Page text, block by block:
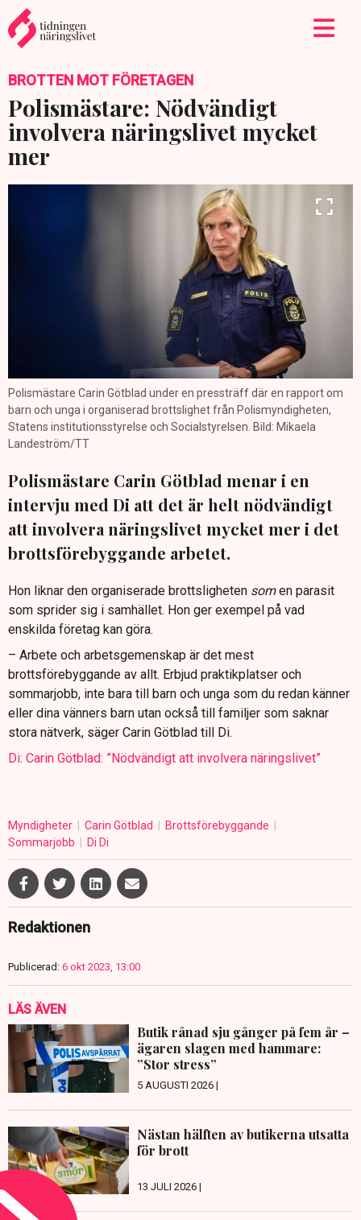
BROTTEN MOT FÖRETAGEN
Polismästare: Nödvändigt
involvera näringslivet mycket
mer
Polismästare Carin Götblad under en pressträff där en rapport om
barn och unga i organiserad brottslighet från Polismyndigheten,
Statens institutionsstyrelse och Socialstyrelsen. Bild: Mikaela
Landeström/TT
Polismästare Carin Götblad menar i en
intervju med Di att det är helt nödvändigt
att involvera näringslivet mycket mer i det
brottsförebyggande arbetet.
Hon liknar den organiserade brottsligheten somen parasit
som sprider sig i samhället. Hon ger exempel på vad
enskilda företag kan göra.
– Arbete och arbetsgemenskap är det mest
brottsförebyggande av allt. Erbjud praktikplatser och
sommarjobb, inte bara till barn och unga som du redan känner
eller dina vänners barn utan också till familjer som saknar
stora nätverk, säger Carin Götblad till Di.
Di: Carin Götblad: ”Nödvändigt att involvera näringslivet”
Myndigheter Carin Götblad
Brottsförebyggande
Sommarjobb
Di Di
Redaktionen
Publicerad: 6 okt 2023, 13:00
LÄS ÄVEN
Butik rånad sju gånger på fem år –
ägaren slagen med hammare:
”Stor stress”
5 AUGUSTI 2026 |
Nästan hälften av butikerna utsatta
för brott
13 JULI 2026 |